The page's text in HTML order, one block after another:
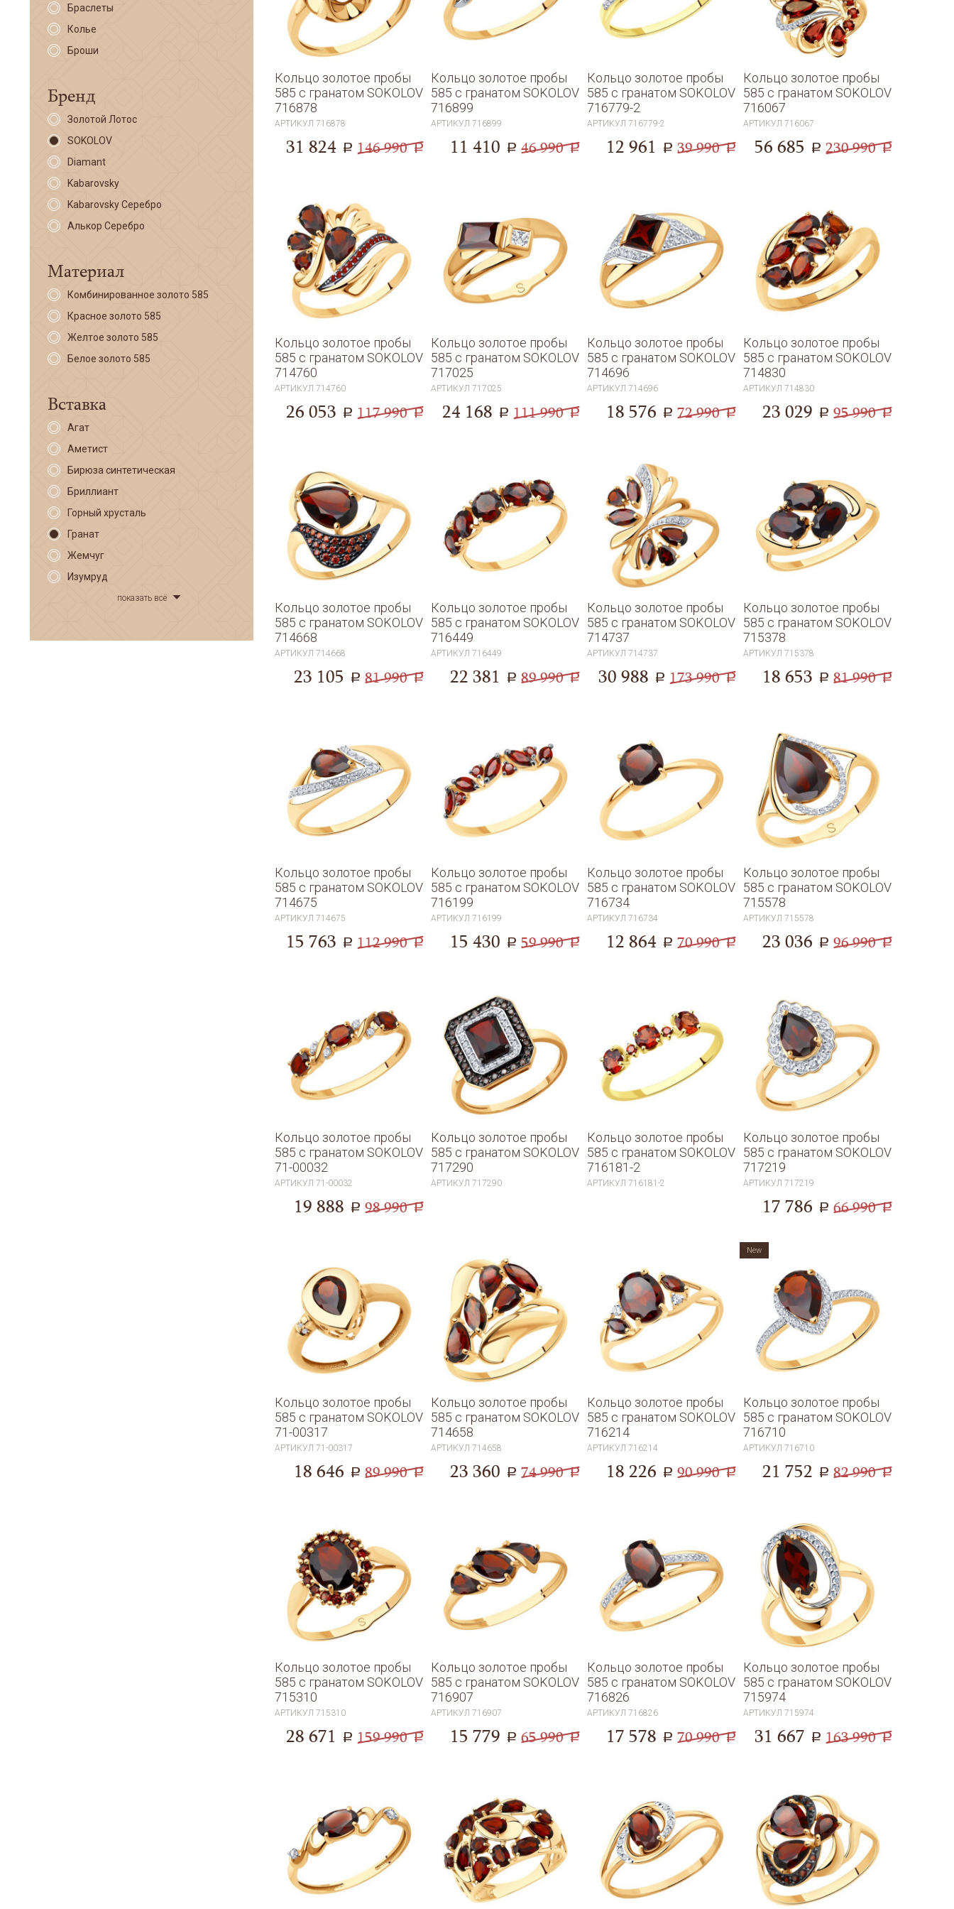
Браслеты
Колье
Броши
Бренд
Золотой Лотос
SOKOLOV
Diamant
Kabarovsky
Kabarovsky Серебро
Алькор Серебро
Материал
Комбинированное золото 585
Красное золото 585
Желтое золото 585
Белое золото 585
Вставка
Агат
Аметист
Бирюза синтетическая
Бриллиант
Горный хрусталь
Гранат
Жемчуг
Изумруд
показать всё
Кольцо золотое пробы
585 с гранатом SOKOLOV
716878
АРТИКУЛ716878
31 824 a 146 990 a
Кольцо золотое пробы
585 с гранатом SOKOLOV
716899
АРТИКУЛ716899
11 410 a 46 990 a
Кольцо золотое пробы
585 с гранатом SOKOLOV
716779-2
АРТИКУЛ716779-2
12 961 a 39 990 a
Кольцо золотое пробы
585 с гранатом SOKOLOV
716067
АРТИКУЛ716067
56 685 a 230 990 a
Кольцо золотое пробы
585 с гранатом SOKOLOV
714760
АРТИКУЛ714760
26 053 a 117 990 a
Кольцо золотое пробы
585 с гранатом SOKOLOV
717025
АРТИКУЛ717025
24 168 a 111 990 a
Кольцо золотое пробы
585 с гранатом SOKOLOV
714696
АРТИКУЛ714696
18 576 a 72 990 a
Кольцо золотое пробы
585 с гранатом SOKOLOV
714830
АРТИКУЛ714830
23 029 a 95 990 a
Кольцо золотое пробы
585 с гранатом SOKOLOV
714668
АРТИКУЛ714668
23 105 a 81 990 a
Кольцо золотое пробы
585 с гранатом SOKOLOV
716449
АРТИКУЛ716449
22 381 a 89 990 a
Кольцо золотое пробы
585 с гранатом SOKOLOV
714737
АРТИКУЛ714737
30 988 a 173 990 a
Кольцо золотое пробы
585 с гранатом SOKOLOV
715378
АРТИКУЛ715378
18 653 a 81 990 a
Кольцо золотое пробы
585 с гранатом SOKOLOV
714675
АРТИКУЛ714675
15 763 a 112 990 a
Кольцо золотое пробы
585 с гранатом SOKOLOV
716199
АРТИКУЛ716199
15 430 a 59 990 a
Кольцо золотое пробы
585 с гранатом SOKOLOV
716734
АРТИКУЛ716734
12 864 a 70 990 a
Кольцо золотое пробы
585 с гранатом SOKOLOV
715578
АРТИКУЛ715578
23 036 a 96 990 a
Кольцо золотое пробы
585 с гранатом SOKOLOV
71-00032
АРТИКУЛ71-00032
19 888 a 98 990 a
Кольцо золотое пробы
585 с гранатом SOKOLOV
717290
АРТИКУЛ717290
Кольцо золотое пробы
585 с гранатом SOKOLOV
716181-2
АРТИКУЛ716181-2
Кольцо золотое пробы
585 с гранатом SOKOLOV
717219
АРТИКУЛ717219
17 786 a 66 990 a
Кольцо золотое пробы
585 с гранатом SOKOLOV
71-00317
АРТИКУЛ71-00317
18 646 a 89 990 a
Кольцо золотое пробы
585 с гранатом SOKOLOV
714658
АРТИКУЛ714658
23 360 a 74 990 a
Кольцо золотое пробы
585 с гранатом SOKOLOV
716214
АРТИКУЛ716214
18 226 a 90 990 a
Кольцо золотое пробы
585 с гранатом SOKOLOV
716710
АРТИКУЛ716710
21 752 a 82 990 a
New
Кольцо золотое пробы
585 с гранатом SOKOLOV
715310
АРТИКУЛ715310
28 671 a 159 990 a
Кольцо золотое пробы
585 с гранатом SOKOLOV
716907
АРТИКУЛ716907
15 779 a 65 990 a
Кольцо золотое пробы
585 с гранатом SOKOLOV
716826
АРТИКУЛ716826
17 578 a 70 990 a
Кольцо золотое пробы
585 с гранатом SOKOLOV
715974
АРТИКУЛ715974
31 667 a 163 990 a